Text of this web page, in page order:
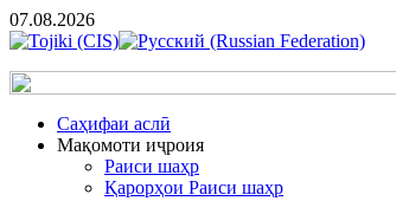
07.08.2026
Cаҳифаи аслӣ
Мақомоти иҷроия
Раиси шаҳр
Қарорҳои Раиси шаҳр